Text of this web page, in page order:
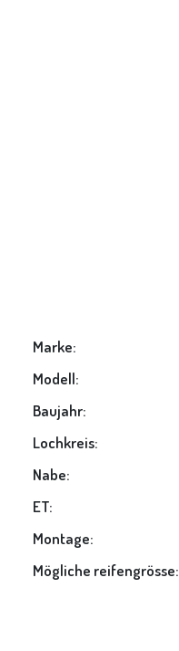
Marke:
Modell:
Baujahr:
Lochkreis:
Nabe:
ET:
Montage:
Mögliche reifengrösse: